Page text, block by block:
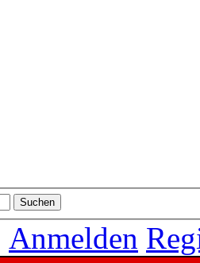
Anmelden